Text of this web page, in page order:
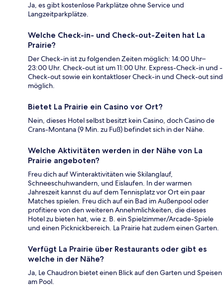
Ja, es gibt kostenlose Parkplätze ohne Service und
Langzeitparkplätze.
Welche Check-in- und Check-out-Zeiten hat La
Prairie?
Der Check-in ist zu folgenden Zeiten möglich: 14:00 Uhr–
23:00 Uhr. Check-out ist um 11:00 Uhr. Express-Check-in und -
Check-out sowie ein kontaktloser Check-in und Check-out sind
möglich.
Bietet La Prairie ein Casino vor Ort?
Nein, dieses Hotel selbst besitzt kein Casino, doch Casino de
Crans-Montana (9 Min. zu Fuß) befindet sich in der Nähe.
Welche Aktivitäten werden in der Nähe von La
Prairie angeboten?
Freu dich auf Winteraktivitäten wie Skilanglauf,
Schneeschuhwandern, und Eislaufen. In der warmen
Jahreszeit kannst du auf dem Tennisplatz vor Ort ein paar
Matches spielen. Freu dich auf ein Bad im Außenpool oder
profitiere von den weiteren Annehmlichkeiten, die dieses
Hotel zu bieten hat, wie z. B. ein Spielzimmer/Arcade-Spiele
und einen Picknickbereich. La Prairie hat zudem einen Garten.
Verfügt La Prairie über Restaurants oder gibt es
welche in der Nähe?
Ja, Le Chaudron bietet einen Blick auf den Garten und Speisen
am Pool.